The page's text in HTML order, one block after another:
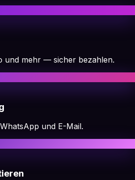
und mehr — sicher bezahlen.
und E-Mail.